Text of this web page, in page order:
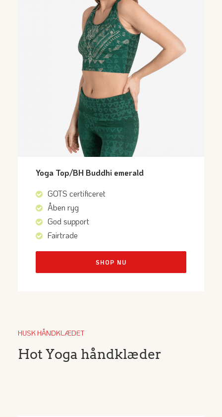
Yoga Top/BH Buddhi emerald
GOTS certificeret
Åben ryg
God support
Fairtrade
SHOP NU
HUSK HÅNDKLÆDET
Hot Yoga håndklæder